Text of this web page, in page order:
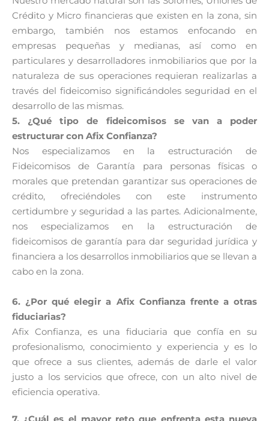
Crédito y Micro financieras que existen en la zona, sin
embargo, también nos estamos enfocando en
empresas pequeñas y medianas, así como en
particulares y desarrolladores inmobiliarios que por la
naturaleza de sus operaciones requieran realizarlas a
través del fideicomiso significándoles seguridad en el
desarrollo de las mismas.
5. ¿Qué tipo de fideicomisos se van a poder
estructurar con Afix Confianza?
Nos especializamos en la estructuración de
Fideicomisos de Garantía para personas físicas o
morales que pretendan garantizar sus operaciones de
crédito, ofreciéndoles con este instrumento
certidumbre y seguridad a las partes. Adicionalmente,
nos especializamos en la estructuración de
fideicomisos de garantía para dar seguridad jurídica y
financiera a los desarrollos inmobiliarios que se llevan a
cabo en la zona.
6. ¿Por qué elegir a Afix Confianza frente a otras
fiduciarias?
Afix Confianza, es una fiduciaria que confía en su
profesionalismo, conocimiento y experiencia y es lo
que ofrece a sus clientes, además de darle el valor
justo a los servicios que ofrece, con un alto nivel de
eficiencia operativa.